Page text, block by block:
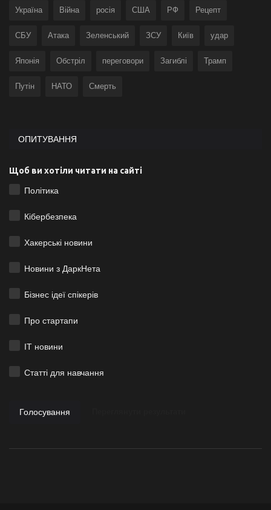
Україна Війна росія США РФ Рецепт
СБУ Атака Зеленський ЗСУ Київ удар
Японія Обстріл переговори Загиблі Трамп
Путін НАТО Смерть
ОПИТУВАННЯ
Щоб ви хотіли читати на сайті
Політика
Кібербезпека
Хакерські новини
Новини з ДаркНета
Бізнес ідеї спікерів
Про стартапи
ІТ новини
Статті для навчання
Голосування